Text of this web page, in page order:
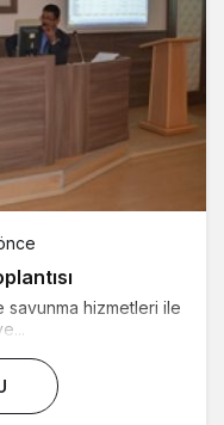
hizmetleri ile